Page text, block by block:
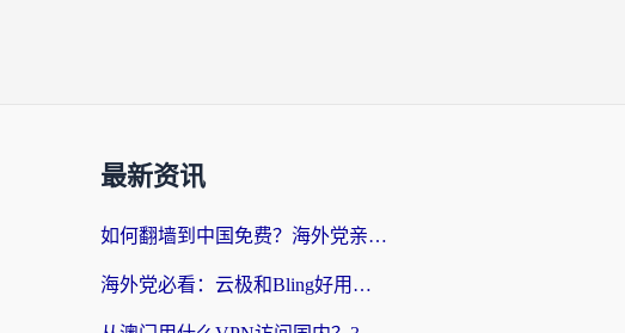
最新资讯
如何翻墙到中国免费？海外党亲测：从踩坑到选对加速器的全攻略
海外党必看：云极和Bling好用吗？3分钟教你选对回国加速器